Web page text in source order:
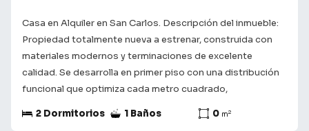
Casa en Alquiler en San Carlos. Descripción del inmueble:
Propiedad totalmente nueva a estrenar, construida con
materiales modernos y terminaciones de excelente
calidad. Se desarrolla en primer piso con una distribución
funcional que optimiza cada metro cuadrado,
natural. Características principales: Dormitorios 2
2 Dormitorios 1 Baños 0 m2